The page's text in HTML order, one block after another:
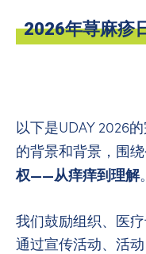
2026年荨麻疹
以下是UDAY 2026
的背景和背景，围
权——从痒痒到理解。
我们鼓励组织、医
通过宣传活动、活